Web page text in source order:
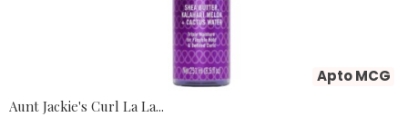
Apto MCG
Aunt Jackie's Curl La La...